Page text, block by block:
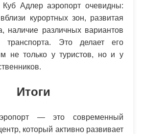
Адлер аэропорт очевидны:
курортных зон, развитая
наличие различных вариантов
транспорта. Это делает его
не только у туристов, но и у
Итоги
— это современный
который активно развивает